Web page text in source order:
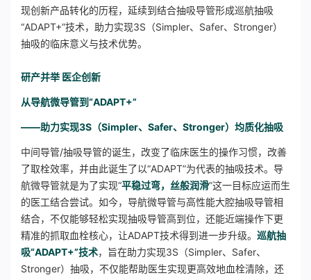
现创新产品转化的历程，延续到结合抽吸导管形成巡航抽吸
“ADAPT+”技术，助力实现3S（Simpler、Safer、Stronger）
抽吸的临床意义与技术优势。
研产并举 医企创新
从导航微导管到“ADAPT+”
——助力实现3S（Simpler、Safer、Stronger）均质化抽吸
中间导管/抽吸导管的诞生，改变了临床医生的操作习惯，改善
了取栓效率，并由此诞生了以“ADAPT”为代表的抽吸技术。导
航微导管就是为了实现“平稳过弯，丝般润滑”这一目标应运而生
的医工结合尝试。如今，导航微导管与高性能大腔抽吸导管相
结合，不仅能够轻松实现抽吸导管高到位，还能近端操作下更
精准的抓取血栓核心，让ADAPT技术得到进一步升级。 巡航抽
吸“ADAPT+”技术，旨在助力实现3S（Simpler、Safer、
Stronger）抽吸，不仅能帮助医生实现更高效地血栓清除，还